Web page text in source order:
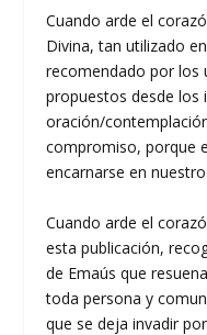
Cuando arde el
Divina, tan utilizado
recomendado por los
propuestos desde los
oración/
compromiso, porque
encarnarse en
Cuando arde el
esta publicación,
de Emaús que
toda persona y
que se deja invadir